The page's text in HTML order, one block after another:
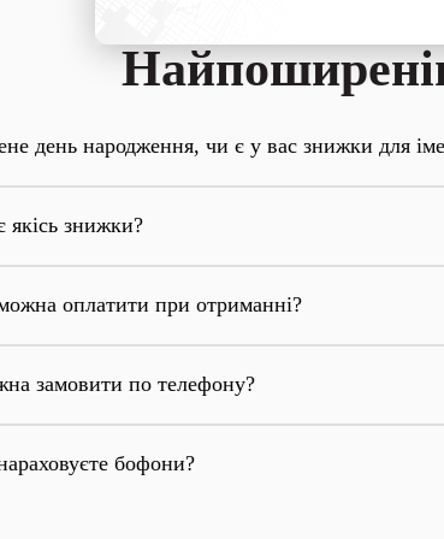
день народження, чи є у вас знижки для
якісь знижки?
оплатити при отриманні?
замовити по телефону?
бофони?